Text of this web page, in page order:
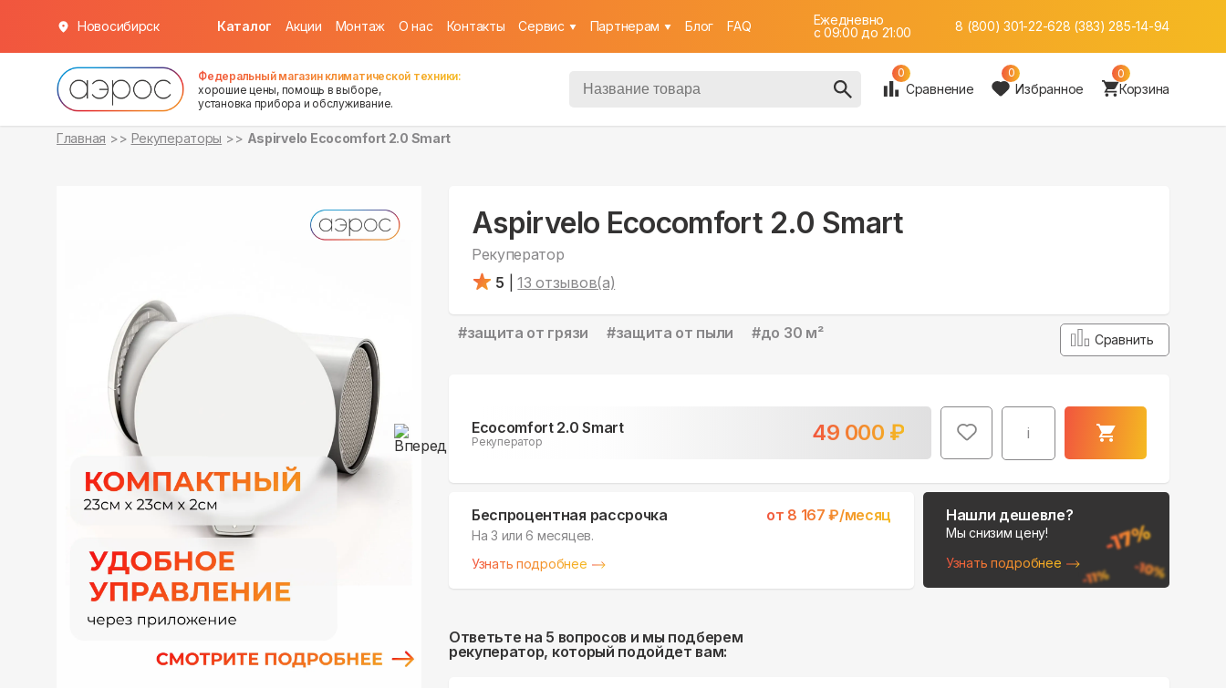
Новосибирск Каталог Акции Монтаж О нас Контакты Cервис Партнерам Блог FAQ
Ежедневно
c 09:00 до 21:00
8 (800) 301-22-628 (383) 285-14-94
Федеральный магазин климатической техники:
хорошие цены, помощь в выборе,
установка прибора и обслуживание.
0
Сравнение
0
Избранное
0
Корзина
Главная Рекуператоры Aspirvelo Ecocomfort 2.0 Smart
Поможем выбрать
место для монтажа:
Aspirvelo Ecocomfort 2.0 Smart
Рекуператор
5
13 отзывов(а)
#защита от грязи #защита от пыли #до 30 м² Сравнить
Ecocomfort 2.0 Smart
Рекуператор 49 000 ₽ i
в наличии
Беспроцентная рассрочка от 8 167 ₽/месяц
На 3 или 6 месяцев.
Узнать подробнее
Нашли дешевле?
Мы снизим цену!
Узнать подробнее
Ответьте на 5 вопросов и мы подберем
рекуператор, который подойдет вам: